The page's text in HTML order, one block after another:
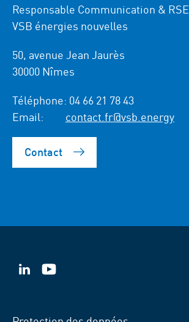
Responsable Communication & RSE
VSB énergies nouvelles
50, avenue Jean Jaurès
30000 Nîmes
Téléphone: 04 66 21 78 43
Email:
contact.fr@vsb.energy
Contact
VSB
VSB